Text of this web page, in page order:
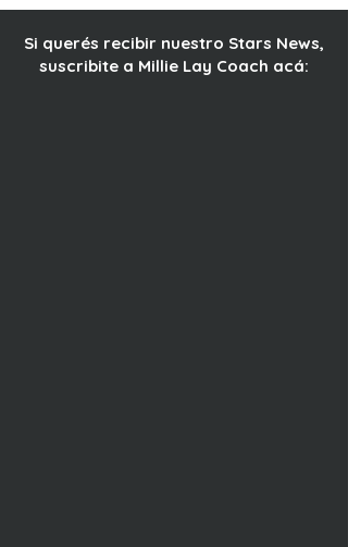
Si querés recibir nuestro Stars News,
suscribite a Millie Lay Coach acá: